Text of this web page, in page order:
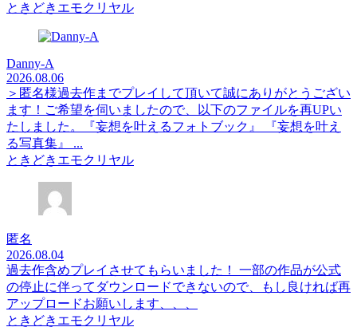
ときどきエモクリヤル
Danny-A
2026.08.06
＞匿名様過去作までプレイして頂いて誠にありがとうござい
ます！ご希望を伺いましたので、以下のファイルを再UPい
たしました。『妄想を叶えるフォトブック』 『妄想を叶え
る写真集』 ...
ときどきエモクリヤル
匿名
2026.08.04
過去作含めプレイさせてもらいました！ 一部の作品が公式
の停止に伴ってダウンロードできないので、もし良ければ再
アップロードお願いします、、、
ときどきエモクリヤル